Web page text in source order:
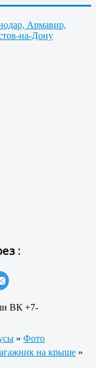
Армавир,
на-Дону
:
ВК +7-
» Фото
на крыше »